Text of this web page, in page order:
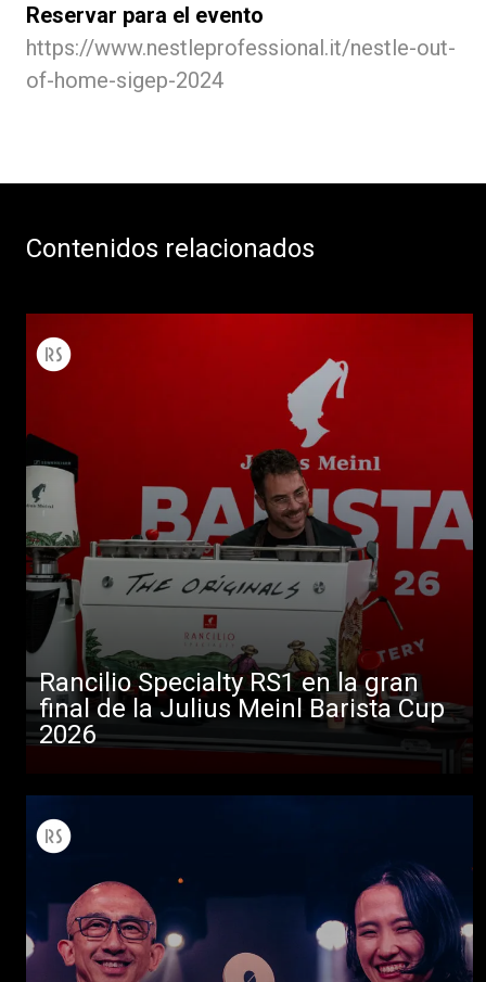
Reservar para el evento
https://www.nestleprofessional.it/nestle-out-
of-home-sigep-2024
Contenidos relacionados
Rancilio Specialty RS1 en la gran
final de la Julius Meinl Barista Cup
2026